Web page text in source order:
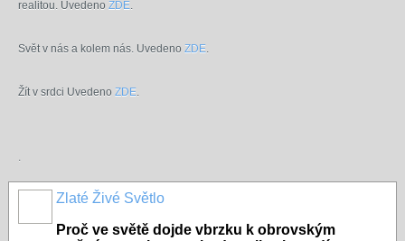
realitou. Uvedeno ZDE.
Svět v nás a kolem nás. Uvedeno ZDE.
Žít v srdci Uvedeno ZDE.
.
Zlaté Živé Světlo
Proč ve světě dojde vbrzku k obrovským